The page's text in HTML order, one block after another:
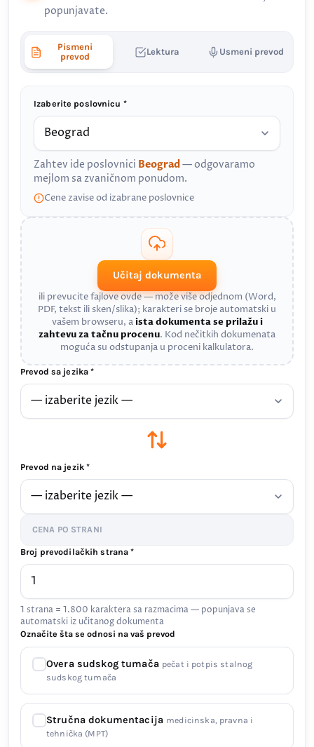
popunjavate.
Pismeni
prevod
Lektura Usmeni prevod
Izaberite poslovnicu *
Zahtev ide poslovnici Beograd— odgovaramo
mejlom sa zvaničnom ponudom.
Cene zavise od izabrane poslovnice
Učitaj dokumenta
ili prevucite fajlove ovde — može više odjednom (Word,
PDF, tekst ili sken/slika); karakteri se broje automatski u
vašem browseru, aista dokumenta se prilažu i
zahtevu za tačnu procenu. Kod nečitkih dokumenata
moguća su odstupanja u proceni kalkulatora.
Prevod sa jezika *
Prevod na jezik *
CENA PO STRANI
Broj prevodilačkih strana *
1 strana = 1.800 karaktera sa razmacima — popunjava se
automatski iz učitanog dokumenta
Označite šta se odnosi na vaš prevod
Overa sudskog tumača pečat i potpis stalnog
sudskog tumača
Stručna dokumentacija medicinska, pravna i
tehnička (MPT)